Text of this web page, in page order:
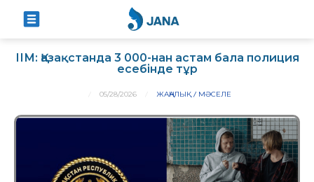
ІІМ: Қазақстанда 3 000-нан астам бала полиция
есебінде тұр
05/28/2026 ЖАҢАЛЫҚ МӘСЕЛЕ